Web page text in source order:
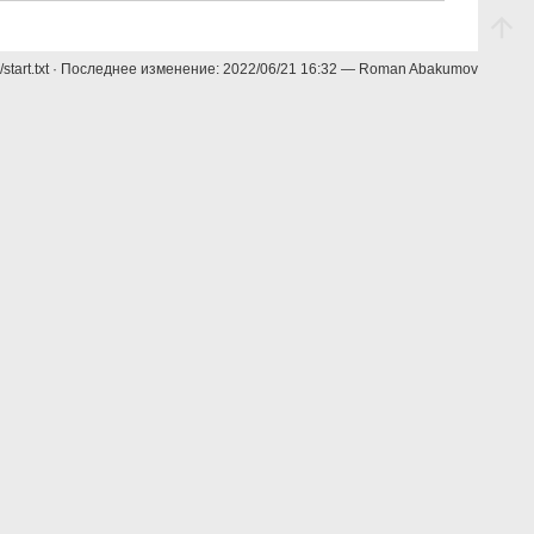
· Последнее изменение:2022/06/21 16:32 — Roman Abakumov